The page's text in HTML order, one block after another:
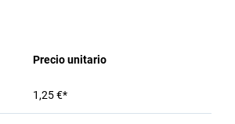
Precio unitario
1,25 €*